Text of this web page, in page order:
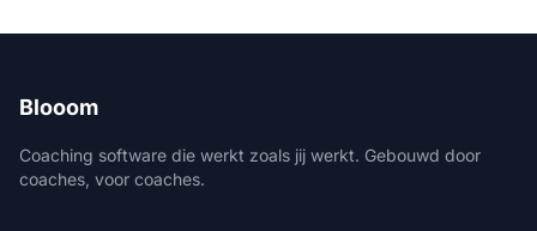
Blooom
Coaching software die werkt zoals jij werkt. Gebouwd door
coaches, voor coaches.